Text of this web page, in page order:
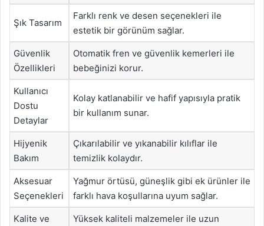
Şık Tasarım
Farklı renk ve desen seçenekleri ile
estetik bir görünüm sağlar.
Güvenlik
Özellikleri
Otomatik fren ve güvenlik kemerleri ile
bebeğinizi korur.
Kullanıcı
Dostu
Detaylar
Kolay katlanabilir ve hafif yapısıyla pratik
bir kullanım sunar.
Hijyenik
Bakım
Çıkarılabilir ve yıkanabilir kılıflar ile
temizlik kolaydır.
Aksesuar
Seçenekleri
Yağmur örtüsü, güneşlik gibi ek ürünler ile
farklı hava koşullarına uyum sağlar.
Kalite ve
Yüksek kaliteli malzemeler ile uzun